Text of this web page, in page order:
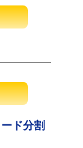
ド分割